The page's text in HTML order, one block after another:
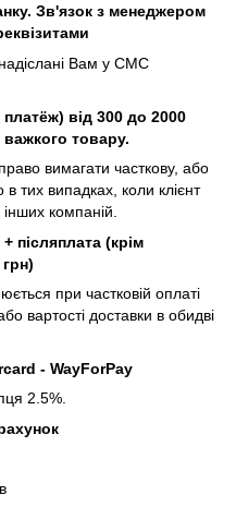
Зв'язок з менеджером
Вам у СМС
від 300 до 2000
товару.
вимагати часткову, або
тих випадках, коли клієнт
інших компаній.
післяплата (крім
при частковій оплаті
вартості доставки в обидві
- WayForPay
2.5%.